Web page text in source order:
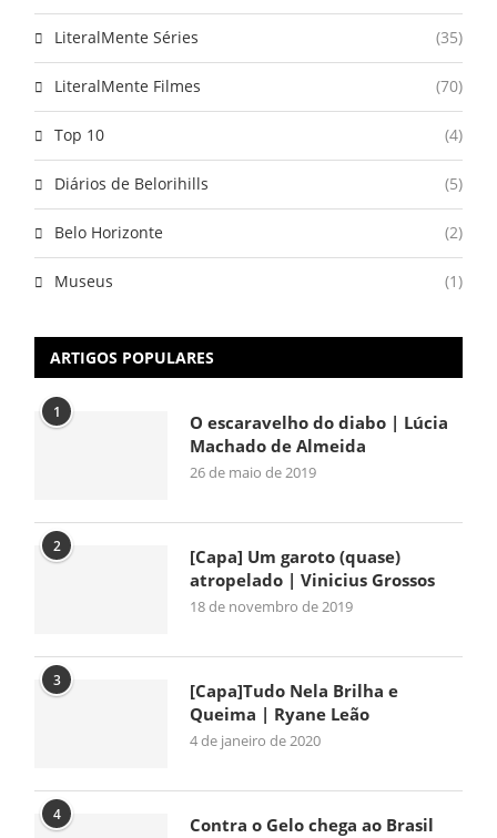
LiteralMente Séries (35)
LiteralMente Filmes (70)
Top 10 (4)
Diários de Belorihills (5)
Belo Horizonte (2)
Museus (1)
ARTIGOS POPULARES
1
O escaravelho do diabo | Lúcia
Machado de Almeida
26 de maio de 2019
2
[Capa] Um garoto (quase)
atropelado | Vinicius Grossos
18 de novembro de 2019
3
[Capa]Tudo Nela Brilha e
Queima | Ryane Leão
4 de janeiro de 2020
4 Contra o Gelo chega ao Brasil